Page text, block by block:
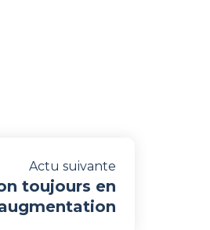
Actu suivante
toujours en